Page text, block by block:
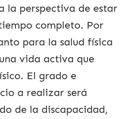
la perspectiva de estar
completo. Por
para la salud física
vida activa que
El grado e
a realizar será
de la discapacidad,